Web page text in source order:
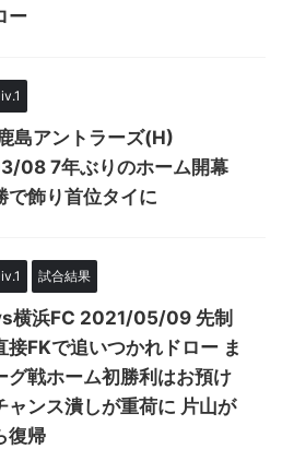
ー
島アントラーズ(H)
08 7年ぶりのホーム開幕
で飾り首位タイに
試合結果
横浜FC 2021/05/09 先制
接FKで追いつかれドロー ま
グ戦ホーム初勝利はお預け
ャンス潰しが重荷に 片山が
復帰